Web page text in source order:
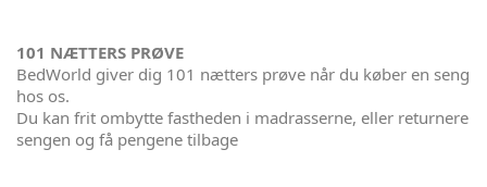
101 NÆTTERS PRØVE
BedWorld giver dig 101 nætters prøve når du køber en seng
hos os.
Du kan frit ombytte fastheden i madrasserne, eller returnere
sengen og få pengene tilbage